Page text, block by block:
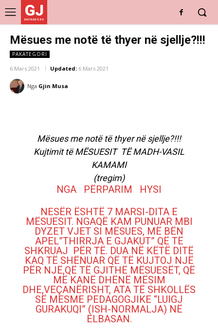
GJ
DRITARE E RE
Mësues me notë të thyer në sjellje?!!!
PAKATEGORI
6 Mars 2021 Updated: 6 Mars 2021
Nga Gjin Musa
Mësues me notë të thyer në sjellje?!!!
Kujtimit të MËSUESIT TË MADH-VASIL
KAMAMI
(tregim)
NGA PËRPARIM HYSI
NESËR ËSHTË 7 MARSI-DITA E
MËSUESIT. NGAQË KAM PUNUAR MBI
DYZET VJET SI MËSUES, MË BËN
APEL”THIRRJA E GJAKUT” QË TË
SHKRUAJ PËR TË. DUA NË KËTË DITË
KAQ TË SHËNUAR QË TË KUJTOJ NJË
PËR NJË,QË TË GJITHË MËSUESËT, QË
MË KANË DHËNË MËSIM
DHE,VEÇANËRISHT, ATA TË SHKOLLËS
SË MESME PEDAGOGJIKE “LUIGJ
GURAKUQI” (ISH-NORMALJA) NË
ELBASAN.